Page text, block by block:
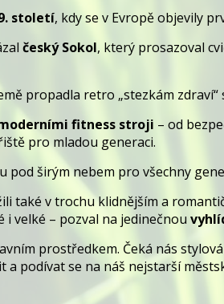
století, kdy se v Evropě objevily
český Sokol, který prosazoval
propadla retro „stezkám
fitness stroji – od
pro mladou generaci.
širým nebem pro všechny
také v trochu klidnějším a
i velké – pozval na jedinečnou
prostředkem. Čeká nás
a podívat se na náš nejstarší